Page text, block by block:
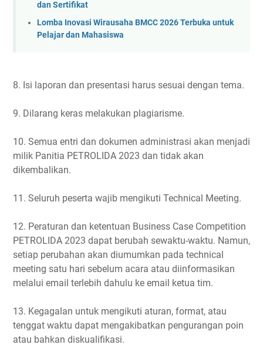
dan Sertifikat
Lomba Inovasi Wirausaha BMCC 2026 Terbuka untuk
Pelajar dan Mahasiswa
8. Isi laporan dan presentasi harus sesuai dengan tema.
9. Dilarang keras melakukan plagiarisme.
10. Semua entri dan dokumen administrasi akan menjadi
milik Panitia PETROLIDA 2023 dan tidak akan
dikembalikan.
11. Seluruh peserta wajib mengikuti Technical Meeting.
12. Peraturan dan ketentuan Business Case Competition
PETROLIDA 2023 dapat berubah sewaktu-waktu. Namun,
setiap perubahan akan diumumkan pada technical
meeting satu hari sebelum acara atau diinformasikan
melalui email terlebih dahulu ke email ketua tim.
13. Kegagalan untuk mengikuti aturan, format, atau
tenggat waktu dapat mengakibatkan pengurangan poin
atau bahkan diskualifikasi.